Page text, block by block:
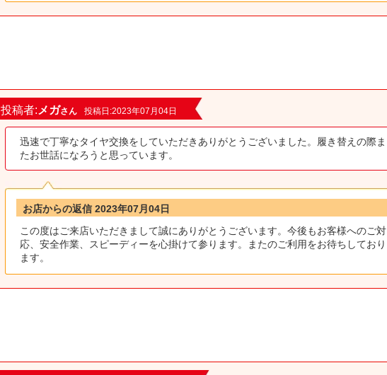
投稿者: メガさん 投稿日:2023年07月04日
迅速で丁寧なタイヤ交換をしていただきありがとうございました。履き替えの際ま
たお世話になろうと思っています。
お店からの返信 2023年07月04日
この度はご来店いただきまして誠にありがとうございます。今後もお客様へのご対
応、安全作業、スピーディーを心掛けて参ります。またのご利用をお待ちしており
ます。